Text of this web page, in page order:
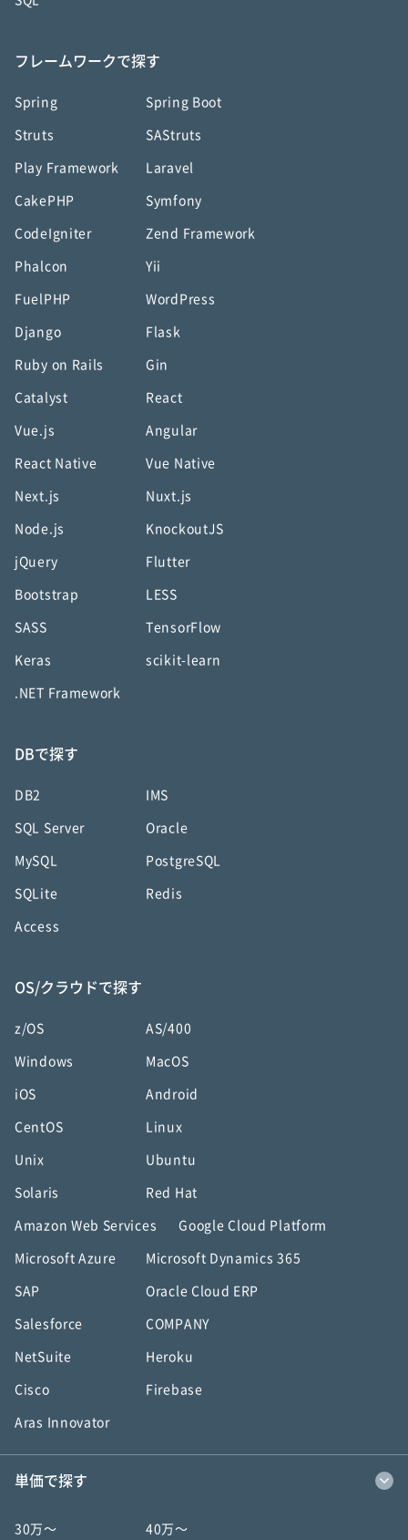
フレームワークで探す
Spring Spring Boot
Struts SAStruts
Play Framework Laravel
CakePHP Symfony
CodeIgniter Zend Framework
Phalcon Yii
FuelPHP WordPress
Django Flask
Ruby on Rails Gin
Catalyst React
Vue.js Angular
React Native Vue Native
Next.js Nuxt.js
Node.js KnockoutJS
jQuery Flutter
Bootstrap LESS
SASS TensorFlow
Keras scikit-learn
.NET Framework
DBで探す
DB2 IMS
SQL Server Oracle
MySQL PostgreSQL
SQLite Redis
Access
OS/クラウドで探す
z/OS AS/400
Windows MacOS
iOS Android
CentOS Linux
Unix Ubuntu
Solaris Red Hat
Amazon Web Services Google Cloud Platform
Microsoft Azure Microsoft Dynamics 365
SAP Oracle Cloud ERP
Salesforce COMPANY
NetSuite Heroku
Cisco Firebase
Aras Innovator
単価で探す
30万〜 40万〜